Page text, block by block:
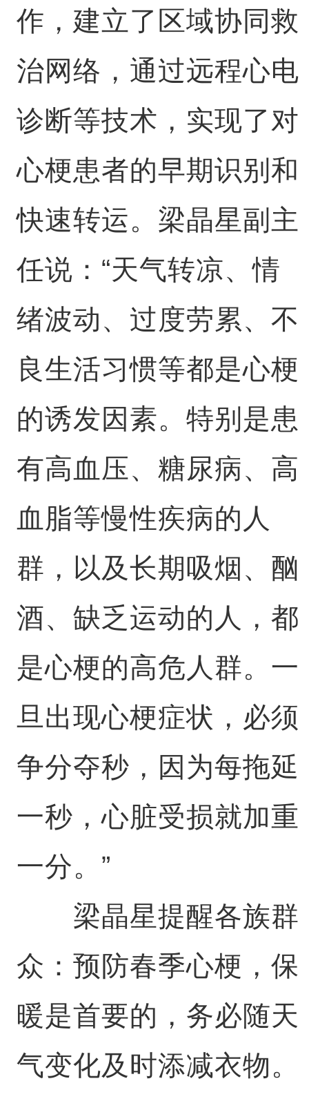
作，建立了区域协同救
治网络，通过远程心电
诊断等技术，实现了对
心梗患者的早期识别和
快速转运。梁晶星副主
任说：“天气转凉、情
绪波动、过度劳累、不
良生活习惯等都是心梗
的诱发因素。特别是患
有高血压、糖尿病、高
血脂等慢性疾病的人
群，以及长期吸烟、酗
酒、缺乏运动的人，都
是心梗的高危人群。一
旦出现心梗症状，必须
争分夺秒，因为每拖延
一秒，心脏受损就加重
一分。”
梁晶星提醒各族群
众：预防春季心梗，保
暖是首要的，务必随天
气变化及时添减衣物。